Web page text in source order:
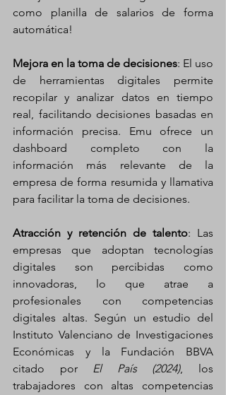
como planilla de salarios de forma
automática!
Mejora en la toma de decisiones: El uso
de herramientas digitales permite
recopilar y analizar datos en tiempo
real, facilitando decisiones basadas en
información precisa. Emu ofrece un
dashboard completo con la
información más relevante de la
empresa de forma resumida y llamativa
para facilitar la toma de decisiones.
Atracción y retención de talento: Las
empresas que adoptan tecnologías
digitales son percibidas como
innovadoras, lo que atrae a
profesionales con competencias
digitales altas. Según un estudio del
Instituto Valenciano de Investigaciones
Económicas y la Fundación BBVA
citado por El País (2024), los
trabajadores con altas competencias